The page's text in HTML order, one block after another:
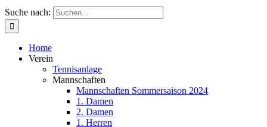
Suche nach:
Home
Verein
Tennisanlage
Mannschaften
Mannschaften Sommersaison 2024
1. Damen
2. Damen
1. Herren